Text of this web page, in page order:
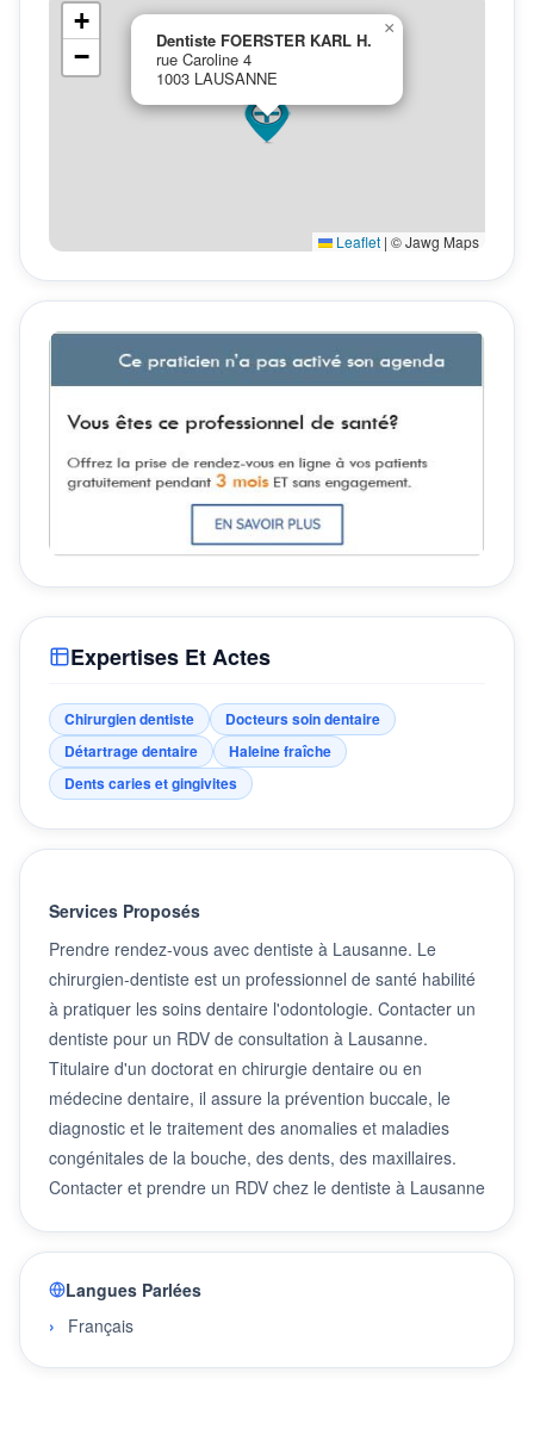
Expertises Et Actes
Chirurgien dentiste
Docteurs soin dentaire
Détartrage dentaire
Haleine fraîche
Dents caries et gingivites
Services Proposés
Prendre rendez-vous avec dentiste à Lausanne. Le
chirurgien-dentiste est un professionnel de santé habilité
à pratiquer les soins dentaire l'odontologie. Contacter un
dentiste pour un RDV de consultation à Lausanne.
Titulaire d'un doctorat en chirurgie dentaire ou en
médecine dentaire, il assure la prévention buccale, le
diagnostic et le traitement des anomalies et maladies
congénitales de la bouche, des dents, des maxillaires.
Contacter et prendre un RDV chez le dentiste à Lausanne
Langues Parlées
Français
Dentiste FOERSTER KARL H.
rue Caroline 4
1003 LAUSANNE
×
+
−
Leaflet | © Jawg Maps